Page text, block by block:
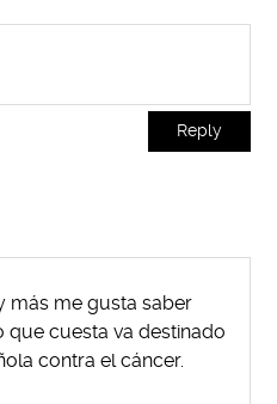
Reply
más me gusta saber
que cuesta va destinado
contra el cáncer.